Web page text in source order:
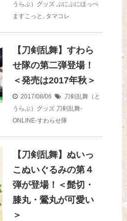
うらぶ）グッズ ぷにぷにほっぺ
ますこっと , タマコレ
【刀剣乱舞】すわら
せ隊の第二弾登場！
＜発売は2017年秋＞
2017/08/06
刀剣乱舞（と
うらぶ）グッズ 刀剣乱舞-
ONLINE-すわらせ隊
【刀剣乱舞】ぬいっ
こぬいぐるみの第４
弾が登場！＜髭切・
膝丸・鶯丸が可愛い
＞